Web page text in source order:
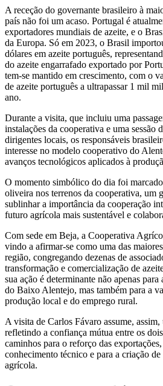
A receção do governante brasileiro à
país não foi um acaso. Portugal é
exportadores mundiais de azeite, e o
da Europa. Só em 2023, o Brasil
dólares em azeite português,
do azeite engarrafado exportado por
tem-se mantido em crescimento, com o
de azeite português a ultrapassar 1 mil
ano.
Durante a visita, que incluiu uma
instalações da cooperativa e uma sessão
dirigentes locais, os responsáveis
interesse no modelo cooperativo do
avanços tecnológicos aplicados à
O momento simbólico do dia foi
oliveira nos terrenos da cooperativa, um
sublinhar a importância da cooperação
futuro agrícola mais sustentável e
Com sede em Beja, a Cooperativa
vindo a afirmar-se como uma das
região, congregando dezenas de
transformação e comercialização de
sua ação é determinante não apenas
do Baixo Alentejo, mas também para a
produção local e do emprego rural.
A visita de Carlos Fávaro assume, assim,
refletindo a confiança mútua entre os
caminhos para o reforço das
conhecimento técnico e para a criação
agrícola.